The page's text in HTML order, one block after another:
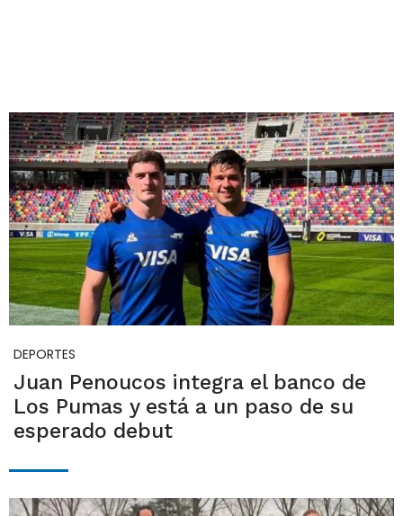
DEPORTES
Juan Penoucos integra el banco de
Los Pumas y está a un paso de su
esperado debut